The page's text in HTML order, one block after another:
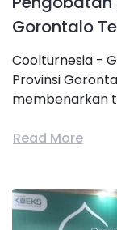
Gorontalo
Coolturnesia -
Provinsi
membenarkan
Read More